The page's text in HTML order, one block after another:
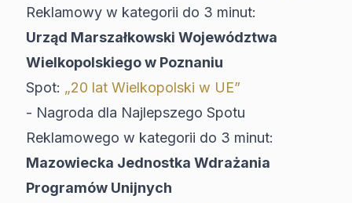
Reklamowy w kategorii do 3 minut:
Urząd Marszałkowski Województwa
Wielkopolskiego w Poznaniu
Spot: „20 lat Wielkopolski w UE”
- Nagroda dla Najlepszego Spotu
Reklamowego w kategorii do 3 minut:
Mazowiecka Jednostka Wdrażania
Programów Unijnych